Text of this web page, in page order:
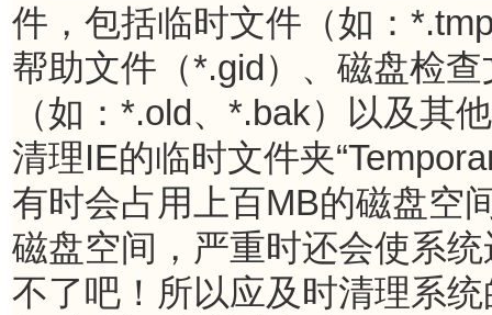
件，包括临时文件（如：
帮助文件（*.gid）、磁盘检
（如：*.old、*.bak）以及其
清理IE的临时文件夹
有时会占用上百MB的磁盘空
磁盘空间，严重时还会使系
不了吧！所以应及时清理系